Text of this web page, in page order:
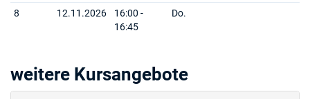
8 12.11.2026
16:00 -
16:45
Do.
weitere Kursangebote